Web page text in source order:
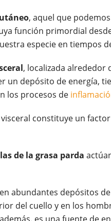
, aquel que
función primordial
especie en tiempos
, localizada alrededor
un depósito de energía,
los procesos de
constituye un
de la grasa parda
abundantes depósitos
del cuello y en los